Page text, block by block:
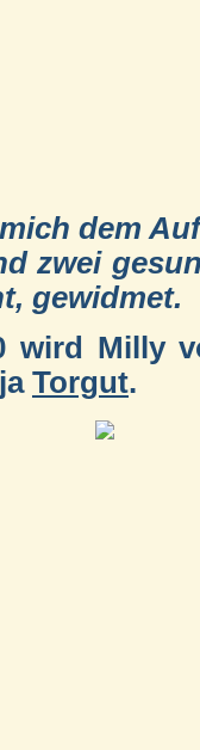
dem
zwei
gewidmet.
wird Milly
Torgut.